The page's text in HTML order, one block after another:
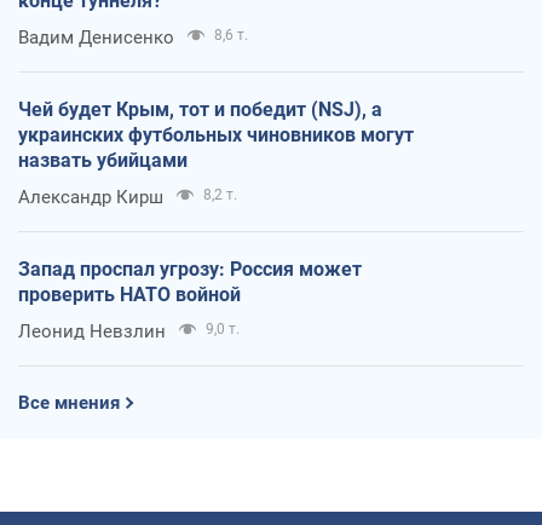
Вадим Денисенко 8,6 т.
Чей будет Крым, тот и победит (NSJ), а
украинских футбольных чиновников могут
назвать убийцами
Александр Кирш 8,2 т.
Запад проспал угрозу: Россия может
проверить НАТО войной
Леонид Невзлин 9,0 т.
Все мнения